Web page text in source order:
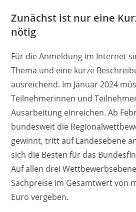
Zunächst ist nur eine
nötig
Für die Anmeldung im Internet
Thema und eine kurze
ausreichend. Im Januar 2024
Teilnehmerinnen und
Ausarbeitung einreichen. Ab
bundesweit die
gewinnt, tritt auf Landesebene
sich die Besten für das
Auf allen drei
Sachpreise im Gesamtwert von
Euro vergeben.